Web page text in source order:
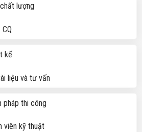
lượng
kế
liệu và tư vấn
pháp thi công
viên kỹ thuật